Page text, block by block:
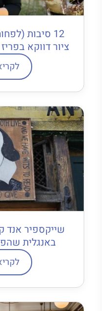
12 סיבות
ציור דווקא
שייקספיר אנד
באנגלית